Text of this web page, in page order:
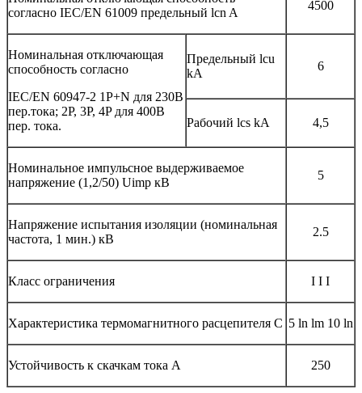
согласно IEC/EN 61009 предельный lcn A
4500
Номинальная отключающая
способность согласно
IEC/EN 60947-2 1P+N для 230В
пер.тока; 2P, 3P, 4P для 400В
пер. тока.
Предельный lcu
kA
6
Рабочий lcs kA 4,5
Номинальное импульсное выдерживаемое
напряжение (1,2/50) Uimp кВ
5
Напряжение испытания изоляции (номинальная
частота, 1 мин.) кВ
2.5
Класс ограничения I I I
Характеристика термомагнитного расцепителя C 5 ln lm 10 ln
Устойчивость к скачкам тока А 250